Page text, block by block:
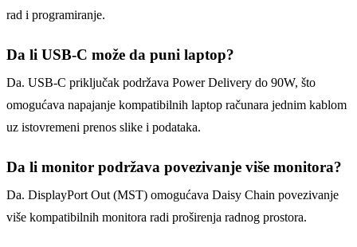
rad i programiranje.
Da li USB-C može da puni laptop?
Da. USB-C priključak podržava Power Delivery do 90W, što
omogućava napajanje kompatibilnih laptop računara jednim kablom
uz istovremeni prenos slike i podataka.
Da li monitor podržava povezivanje više monitora?
Da. DisplayPort Out (MST) omogućava Daisy Chain povezivanje
više kompatibilnih monitora radi proširenja radnog prostora.